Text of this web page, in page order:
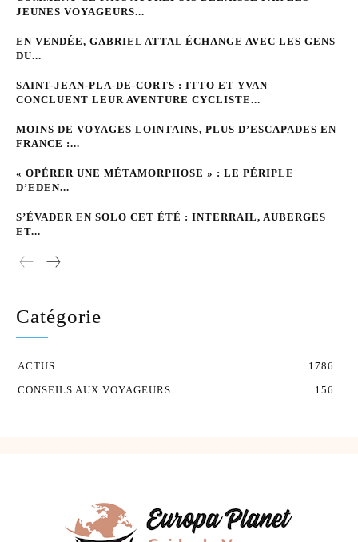
JEUNES VOYAGEURS...
EN VENDÉE, GABRIEL ATTAL ÉCHANGE AVEC LES GENS
DU...
SAINT-JEAN-PLA-DE-CORTS : ITTO ET YVAN
CONCLUENT LEUR AVENTURE CYCLISTE...
MOINS DE VOYAGES LOINTAINS, PLUS D’ESCAPADES EN
FRANCE :...
« OPÉRER UNE MÉTAMORPHOSE » : LE PÉRIPLE
D’EDEN...
S’ÉVADER EN SOLO CET ÉTÉ : INTERRAIL, AUBERGES
ET...
Catégorie
ACTUS
1786
CONSEILS AUX VOYAGEURS
156